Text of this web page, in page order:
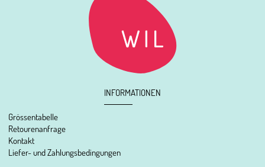
INFORMATIONEN
Grössentabelle
Retourenanfrage
Kontakt
Liefer- und Zahlungsbedingungen